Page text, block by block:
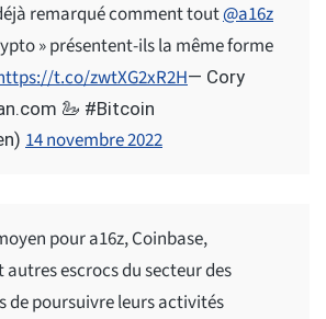
remarqué comment tout@a16z
» présentent-ils la même forme
t.co/zwtXG2xR2H— Cory
🦢 #Bitcoin
14 novembre 2022
pour a16z, Coinbase,
escrocs du secteur des
de poursuivre leurs activités